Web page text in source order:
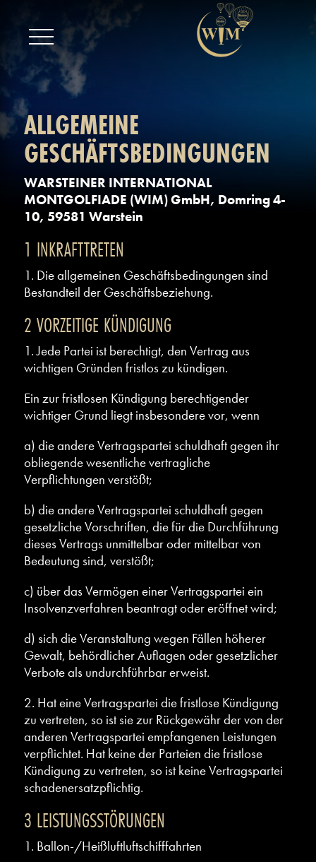
ALLGEMEINE
GESCHÄFTSBEDINGUNGEN
WARSTEINER INTERNATIONAL
MONTGOLFIADE (WIM) GmbH, Domring 4-
10, 59581 Warstein
1 INKRAFTTRETEN
1. Die allgemeinen Geschäftsbedingungen sind
Bestandteil der Geschäftsbeziehung.
2 VORZEITIGE KÜNDIGUNG
1. Jede Partei ist berechtigt, den Vertrag aus
wichtigen Gründen fristlos zu kündigen.
Ein zur fristlosen Kündigung berechtigender
wichtiger Grund liegt insbesondere vor, wenn
a) die andere Vertragspartei schuldhaft gegen ihr
obliegende wesentliche vertragliche
Verpflichtungen verstößt;
b) die andere Vertragspartei schuldhaft gegen
gesetzliche Vorschriften, die für die Durchführung
dieses Vertrags unmittelbar oder mittelbar von
Bedeutung sind, verstößt;
c) über das Vermögen einer Vertragspartei ein
Insolvenzverfahren beantragt oder eröffnet wird;
d) sich die Veranstaltung wegen Fällen höherer
Gewalt, behördlicher Auflagen oder gesetzlicher
Verbote als undurchführbar erweist.
2. Hat eine Vertragspartei die fristlose Kündigung
zu vertreten, so ist sie zur Rückgewähr der von der
anderen Vertragspartei empfangenen Leistungen
verpflichtet. Hat keine der Parteien die fristlose
Kündigung zu vertreten, so ist keine Vertragspartei
schadenersatzpflichtig.
3 LEISTUNGSSTÖRUNGEN
1. Ballon-/Heißluftluftschifffahrten